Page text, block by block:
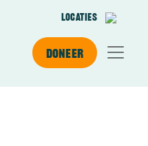
Locaties
Doneer